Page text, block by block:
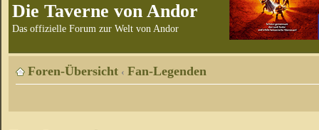
Die Taverne von Andor
Das offizielle Forum zur Welt von Andor
Foren-Übersicht ‹ Fan-Legenden